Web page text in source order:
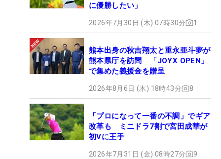
に優勝したい」
2026年7月30日 (木) 07時30分 1
熊本出身の秋吉翔太と重永亜斗夢が
熊本県庁を訪問 「JOYX OPEN」
で集めた義援金を贈呈
2026年8月6日 (木) 18時43分 8
「プロになって一番の不調」でギア
改革も ミニドラ7割で宮田成華が
初Vに王手
2026年7月31日 (金) 08時27分 9